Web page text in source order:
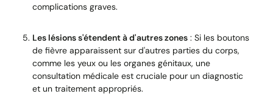
complications graves.
Les lésions s'étendent à d'autres zones : Si les boutons
de fièvre apparaissent sur d'autres parties du corps,
comme les yeux ou les organes génitaux, une
consultation médicale est cruciale pour un diagnostic
et un traitement appropriés.